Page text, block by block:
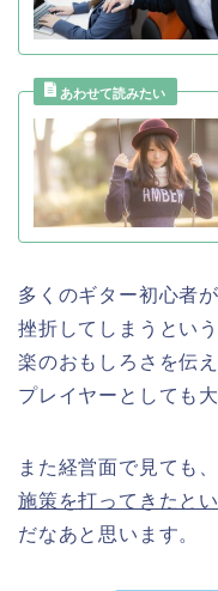
多くのギター初心者
挫折してしまうとい
楽のおもしろさを伝
プレイヤーとしても
また経営面で見ても、
施策を打ってきたと
だなあと思います。